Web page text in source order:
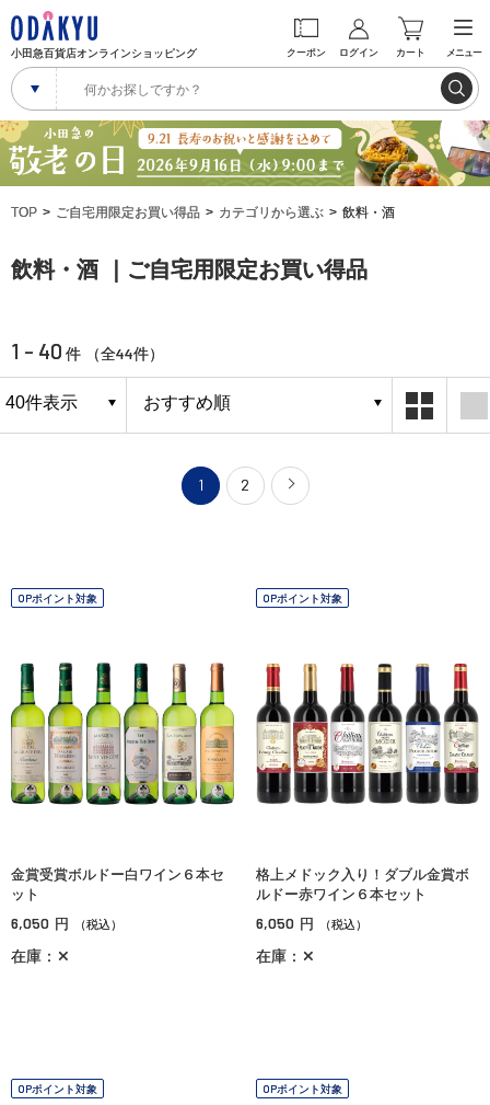
小田急百貨店オンラインショッピング クーポン ログイン カート メニュー
TOP ご自宅用限定お買い得品 カテゴリから選ぶ 飲料・酒
飲料・酒 ｜ご自宅用限定お買い得品
1 - 40 件 （全44件）
1 2
OPポイント対象
金賞受賞ボルドー白ワイン６本セ
ット
6,050 円 （税込）
在庫：✕
OPポイント対象
格上メドック入り！ダブル金賞ボ
ルドー赤ワイン６本セット
6,050 円 （税込）
在庫：✕
OPポイント対象 OPポイント対象